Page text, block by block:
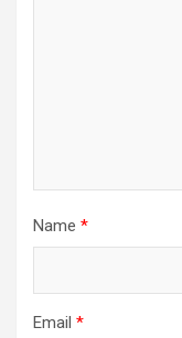
Name *
Email *